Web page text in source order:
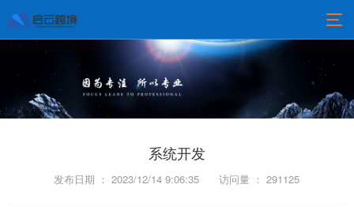
系统开发
发布日期 ： 2023/12/14 9:06:35 访问量 ： 291125